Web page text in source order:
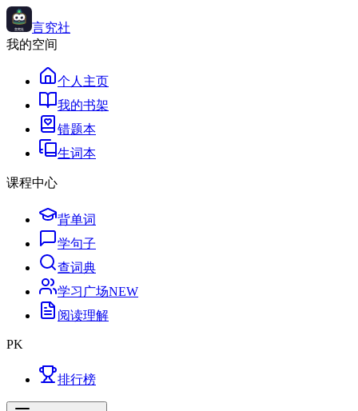
言究社
我的空间
个人主页
我的书架
错题本
生词本
课程中心
背单词
学句子
查词典
学习广场NEW
阅读理解
PK
排行榜